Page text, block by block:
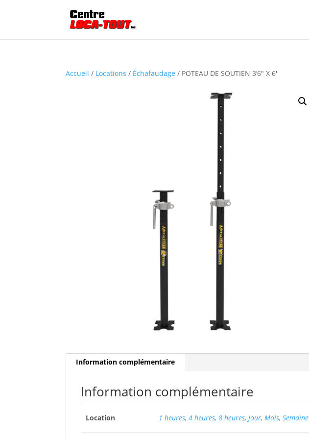
Accueil / Locations / Échafaudage / POTEAU DE SOUTIEN 3’6″ X 6′
Information complémentaire
Information complémentaire
Location 1 heures, 4 heures, 8 heures, Jour, Mois, Semaine